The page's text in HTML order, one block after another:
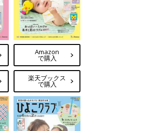
Amazon
で購入
楽天ブックス
で購入